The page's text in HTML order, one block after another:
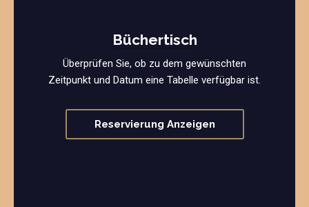
Büchertisch
Überprüfen Sie, ob zu dem gewünschten
Zeitpunkt und Datum eine Tabelle verfügbar ist.
Reservierung Anzeigen